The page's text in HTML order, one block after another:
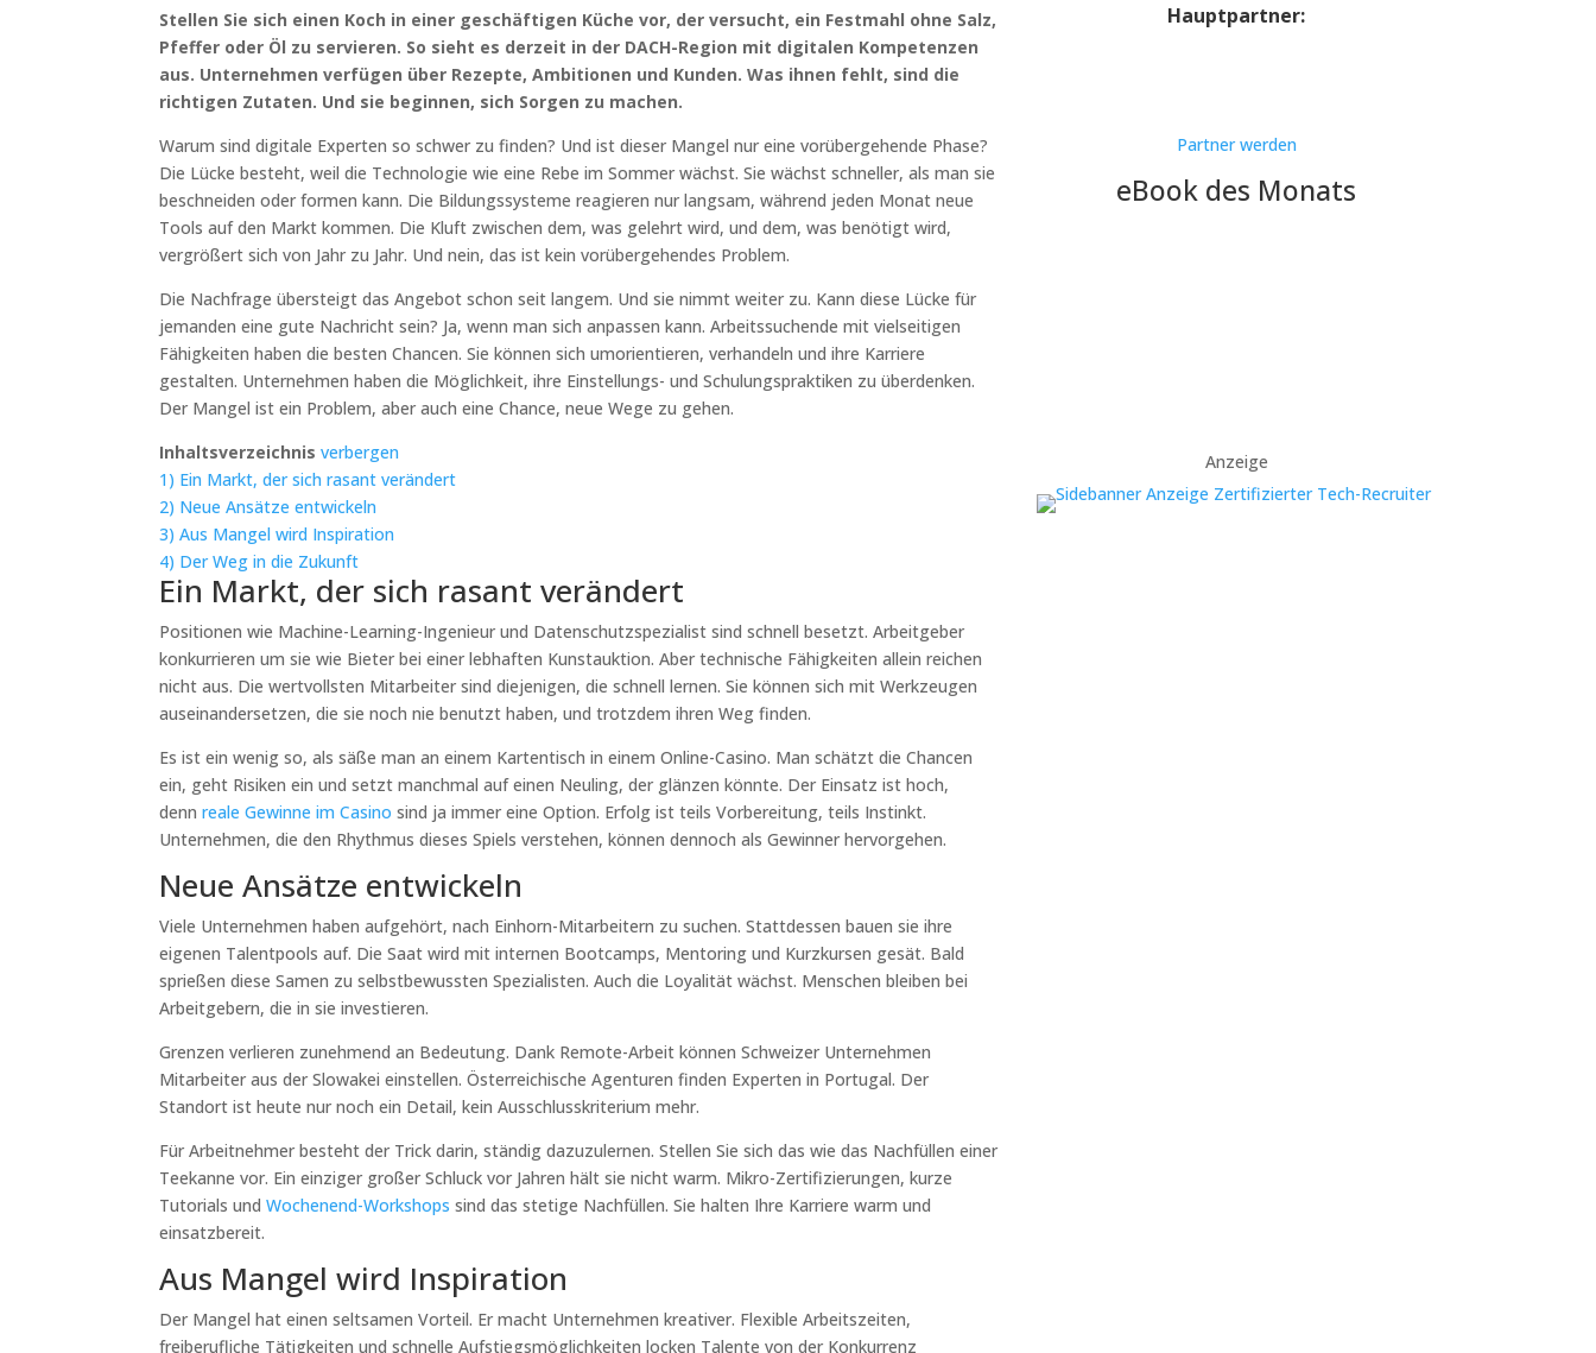
Stellen Sie sich einen Koch in einer geschäftigen Küche vor, der versucht, ein Festmahl ohne Salz,
Pfeffer oder Öl zu servieren. So sieht es derzeit in der DACH-Region mit digitalen Kompetenzen
aus. Unternehmen verfügen über Rezepte, Ambitionen und Kunden. Was ihnen fehlt, sind die
richtigen Zutaten. Und sie beginnen, sich Sorgen zu machen.
Warum sind digitale Experten so schwer zu finden? Und ist dieser Mangel nur eine vorübergehende Phase?
Die Lücke besteht, weil die Technologie wie eine Rebe im Sommer wächst. Sie wächst schneller, als man sie
beschneiden oder formen kann. Die Bildungssysteme reagieren nur langsam, während jeden Monat neue
Tools auf den Markt kommen. Die Kluft zwischen dem, was gelehrt wird, und dem, was benötigt wird,
vergrößert sich von Jahr zu Jahr. Und nein, das ist kein vorübergehendes Problem.
Die Nachfrage übersteigt das Angebot schon seit langem. Und sie nimmt weiter zu. Kann diese Lücke für
jemanden eine gute Nachricht sein? Ja, wenn man sich anpassen kann. Arbeitssuchende mit vielseitigen
Fähigkeiten haben die besten Chancen. Sie können sich umorientieren, verhandeln und ihre Karriere
gestalten. Unternehmen haben die Möglichkeit, ihre Einstellungs- und Schulungspraktiken zu überdenken.
Der Mangel ist ein Problem, aber auch eine Chance, neue Wege zu gehen.
Inhaltsverzeichnis verbergen
1) Ein Markt, der sich rasant verändert
2) Neue Ansätze entwickeln
3) Aus Mangel wird Inspiration
4) Der Weg in die Zukunft
Ein Markt, der sich rasant verändert
Positionen wie Machine-Learning-Ingenieur und Datenschutzspezialist sind schnell besetzt. Arbeitgeber
konkurrieren um sie wie Bieter bei einer lebhaften Kunstauktion. Aber technische Fähigkeiten allein reichen
nicht aus. Die wertvollsten Mitarbeiter sind diejenigen, die schnell lernen. Sie können sich mit Werkzeugen
auseinandersetzen, die sie noch nie benutzt haben, und trotzdem ihren Weg finden.
Es ist ein wenig so, als säße man an einem Kartentisch in einem Online-Casino. Man schätzt die Chancen
ein, geht Risiken ein und setzt manchmal auf einen Neuling, der glänzen könnte. Der Einsatz ist hoch,
dennreale Gewinne im Casino sind ja immer eine Option. Erfolg ist teils Vorbereitung, teils Instinkt.
Unternehmen, die den Rhythmus dieses Spiels verstehen, können dennoch als Gewinner hervorgehen.
Neue Ansätze entwickeln
Viele Unternehmen haben aufgehört, nach Einhorn-Mitarbeitern zu suchen. Stattdessen bauen sie ihre
eigenen Talentpools auf. Die Saat wird mit internen Bootcamps, Mentoring und Kurzkursen gesät. Bald
sprießen diese Samen zu selbstbewussten Spezialisten. Auch die Loyalität wächst. Menschen bleiben bei
Arbeitgebern, die in sie investieren.
Grenzen verlieren zunehmend an Bedeutung. Dank Remote-Arbeit können Schweizer Unternehmen
Mitarbeiter aus der Slowakei einstellen. Österreichische Agenturen finden Experten in Portugal. Der
Standort ist heute nur noch ein Detail, kein Ausschlusskriterium mehr.
Für Arbeitnehmer besteht der Trick darin, ständig dazuzulernen. Stellen Sie sich das wie das Nachfüllen einer
Teekanne vor. Ein einziger großer Schluck vor Jahren hält sie nicht warm. Mikro-Zertifizierungen, kurze
Tutorials undWochenend-Workshops sind das stetige Nachfüllen. Sie halten Ihre Karriere warm und
einsatzbereit.
Aus Mangel wird Inspiration
Der Mangel hat einen seltsamen Vorteil. Er macht Unternehmen kreativer. Flexible Arbeitszeiten,
freiberufliche Tätigkeiten und schnelle Aufstiegsmöglichkeiten locken Talente von der Konkurrenz
Hauptpartner:
Partner werden
eBook des Monats
Anzeige